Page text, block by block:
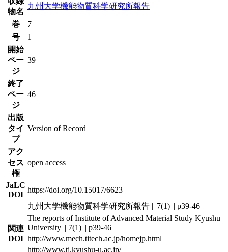
物名
九州大学機能物質科学研究所報告
巻
7
号
1
開始
ペー
ジ
39
終了
ペー
ジ
46
出版
タイ
プ
Version of Record
アク
セス
権
open access
JaLC
DOI
https://doi.org/10.15017/6623
関連
DOI
九州大学機能物質科学研究所報告 || 7(1) || p39-46
The reports of Institute of Advanced Material Study Kyushu
University || 7(1) || p39-46
http://www.mech.titech.ac.jp/homejp.html
http://www.tj.kyushu-u.ac.jp/